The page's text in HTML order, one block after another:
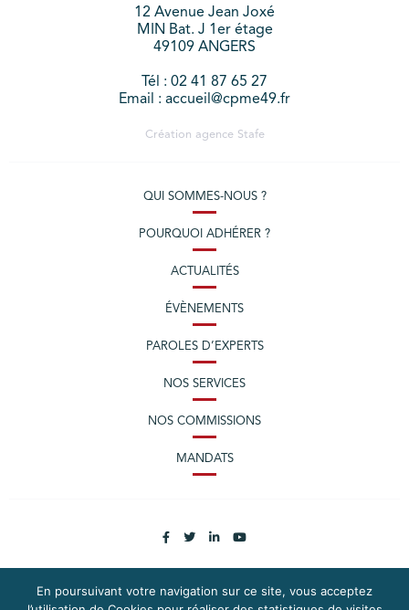
12 Avenue Jean Joxé
MIN Bat. J 1er étage
49109 ANGERS
Tél : 02 41 87 65 27
Email : accueil@cpme49.fr
Création agence Stafe
QUI SOMMES-NOUS ?
POURQUOI ADHÉRER ?
ACTUALITÉS
ÉVÈNEMENTS
PAROLES D’EXPERTS
NOS SERVICES
NOS COMMISSIONS
MANDATS
En poursuivant votre navigation sur ce site, vous acceptez